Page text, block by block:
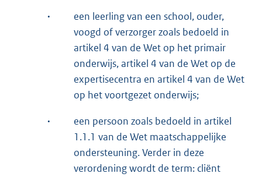
·
een leerling van een school, ouder,
voogd of verzorger zoals bedoeld in
artikel 4 van de Wet op het primair
onderwijs, artikel 4 van de Wet op de
expertisecentra en artikel 4 van de Wet
op het voortgezet onderwijs;
·
een persoon zoals bedoeld in artikel
1.1.1 van de Wet maatschappelijke
ondersteuning. Verder in deze
verordening wordt de term: cliënt